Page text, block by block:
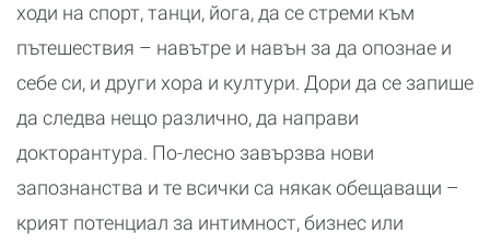
ходи на спорт, танци, йога, да се стреми към
пътешествия – навътре и навън за да опознае и
себе си, и други хора и култури. Дори да се запише
да следва нещо различно, да направи
докторантура. По-лесно завързва нови
запознанства и те всички са някак обещаващи –
крият потенциал за интимност, бизнес или